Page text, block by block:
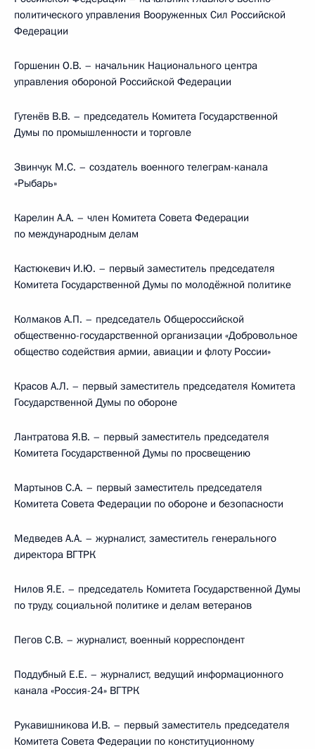
политического управления Вооруженных Сил Российской
Федерации
Горшенин О.В. – начальник Национального центра
управления обороной Российской Федерации
Гутенёв В.В. – председатель Комитета Государственной
Думы по промышленности и торговле
Звинчук М.С. – создатель военного телеграм-канала
«Рыбарь»
Карелин А.А. – член Комитета Совета Федерации
по международным делам
Кастюкевич И.Ю. – первый заместитель председателя
Комитета Государственной Думы по молодёжной политике
Колмаков А.П. – председатель Общероссийской
общественно-государственной организации «Добровольное
общество содействия армии, авиации и флоту России»
Красов А.Л. – первый заместитель председателя Комитета
Государственной Думы по обороне
Лантратова Я.В. – первый заместитель председателя
Комитета Государственной Думы по просвещению
Мартынов С.А. – первый заместитель председателя
Комитета Совета Федерации по обороне и безопасности
Медведев А.А. – журналист, заместитель генерального
директора ВГТРК
Нилов Я.Е. – председатель Комитета Государственной Думы
по труду, социальной политике и делам ветеранов
Пегов С.В. – журналист, военный корреспондент
Поддубный Е.Е. – журналист, ведущий информационного
канала «Россия-24» ВГТРК
Рукавишникова И.В. – первый заместитель председателя
Комитета Совета Федерации по конституционному